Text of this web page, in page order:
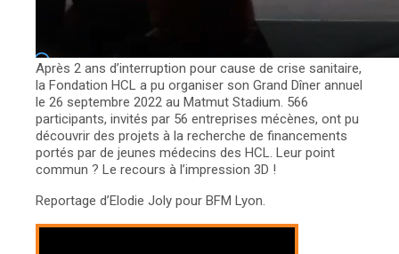
Après 2 ans d’interruption pour cause de crise sanitaire,
la Fondation HCL a pu organiser son Grand Dîner annuel
le 26 septembre 2022 au Matmut Stadium. 566
participants, invités par 56 entreprises mécènes, ont pu
découvrir des projets à la recherche de financements
portés par de jeunes médecins des HCL. Leur point
commun ? Le recours à l’impression 3D !
Reportage d’Elodie Joly pour BFM Lyon.